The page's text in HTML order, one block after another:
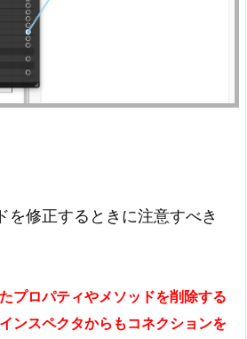
を修正するときに注意すべき
プロパティやメソッドを削除する
ンスペクタからもコネクションを